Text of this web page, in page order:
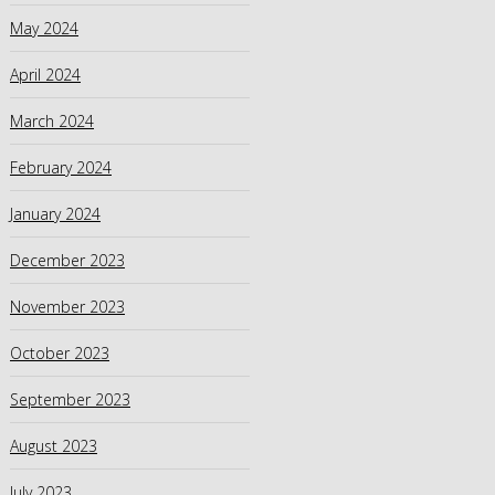
May 2024
April 2024
March 2024
February 2024
January 2024
December 2023
November 2023
October 2023
September 2023
August 2023